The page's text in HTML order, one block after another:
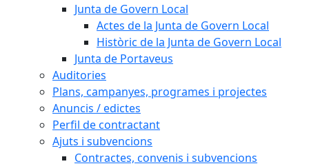
Junta de Govern Local
Actes de la Junta de Govern Local
Històric de la Junta de Govern Local
Junta de Portaveus
Auditories
Plans, campanyes, programes i projectes
Anuncis / edictes
Perfil de contractant
Ajuts i subvencions
Contractes, convenis i subvencions